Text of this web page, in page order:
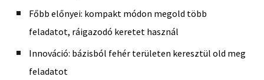
Főbb előnyei: kompakt módon megold több
feladatot, ráigazodó keretet használ
Innováció: bázisból fehér területen keresztül old meg
feladatot